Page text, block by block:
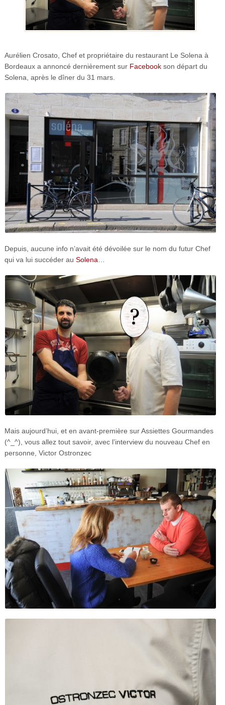
Aurélien Crosato, Chef et propriétaire du restaurant Le Solena à
Bordeaux a annoncé dernièrement sur Facebookson départ du
Solena, après le dîner du 31 mars.
Depuis, aucune info n’avait été dévoilée sur le nom du futur Chef
qui va lui succéder au Solena
Mais aujourd’hui, et en avant-première sur Assiettes Gourmandes
(^_^), vous allez tout savoir, avec l’interview du nouveau Chef en
personne, Victor Ostronzec